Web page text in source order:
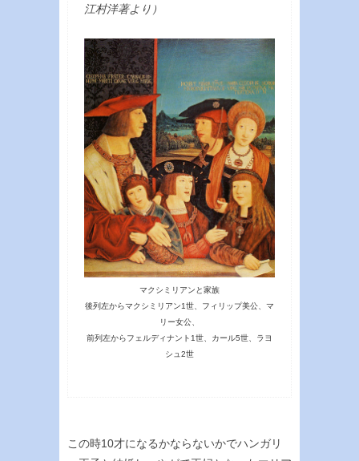
江村洋著より）
マクシミリアンと家族
後列左からマクシミリアン1世、フィリップ美公、マ
リー女公、
前列左からフェルディナント1世、カール5世、ラヨ
シュ2世
この時10才になるかならないかでハンガリ